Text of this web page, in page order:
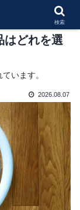
はどれを選
います。
2026.08.07
検索